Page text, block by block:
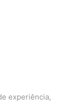
experiência,